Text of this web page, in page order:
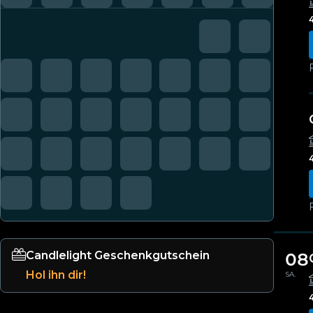
Candlelight Geschenkgutschein
Hol ihn dir!
08
SA.